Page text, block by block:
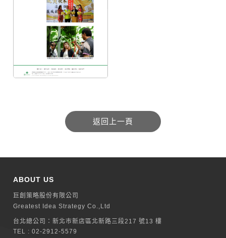
ABOUT US
巨創策略股份有限公司
Greatest Idea Strategy Co.,Ltd
台北總公司：新北巿新店區北新路三段217 號13 樓
TEL :02-2912-5579